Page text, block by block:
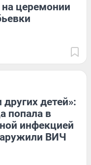
церемонии
детей»:
попала в
инфекцией
ВИЧ